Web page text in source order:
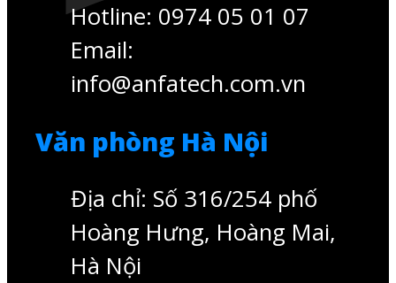
Hotline: 0974 05 01 07
Email:
info@anfatech.com.vn
Văn phòng Hà Nội
Địa chỉ: Số 316/254 phố
Hoàng Hưng, Hoàng Mai,
Hà Nội